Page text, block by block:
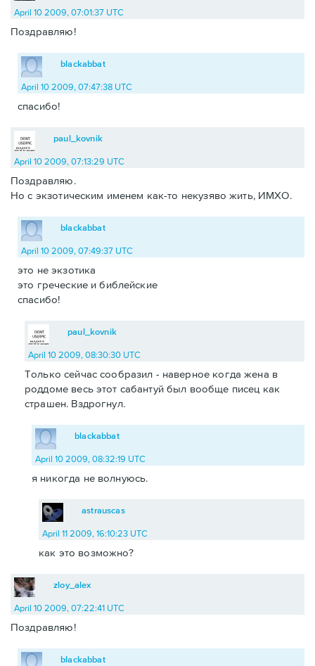
April 10 2009, 07:01:37 UTC
Поздравляю!
blackabbat
April 10 2009, 07:47:38 UTC
спасибо!
paul_kovnik
April 10 2009, 07:13:29 UTC
Поздравляю.
Но с экзотическим именем как-то некузяво жить, ИМХО.
blackabbat
April 10 2009, 07:49:37 UTC
это не экзотика
это греческие и библейские
спасибо!
paul_kovnik
April 10 2009, 08:30:30 UTC
Только сейчас сообразил - наверное когда жена в
роддоме весь этот сабантуй был вообще писец как
страшен. Вздрогнул.
blackabbat
April 10 2009, 08:32:19 UTC
я никогда не волнуюсь.
astrauscas
April 11 2009, 16:10:23 UTC
как это возможно?
zloy_alex
April 10 2009, 07:22:41 UTC
Поздравляю!
blackabbat